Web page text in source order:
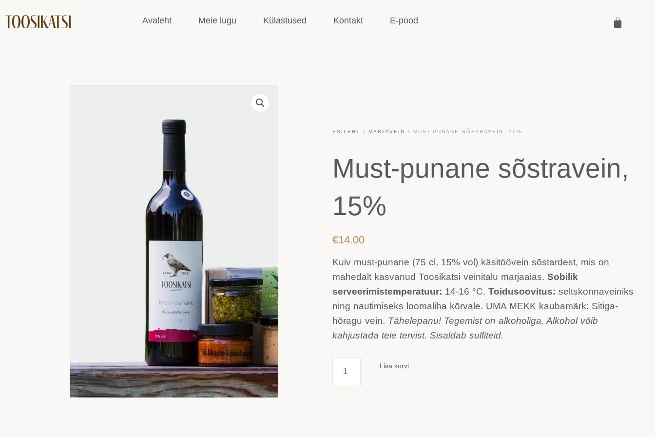
Avaleht Meie lugu Külastused Kontakt E-pood
ESILEHT / MARJAVEIN / MUST-PUNANE SÕSTRAVEIN, 15%
Must-punane sõstravein,
15%
€14.00
Kuiv must-punane (75 cl, 15% vol) käsitöövein sõstardest, mis on
mahedalt kasvanud Toosikatsi veinitalu marjaaias. Sobilik
serveerimistemperatuur: 14-16 °C. Toidusoovitus: seltskonnaveiniks
ning nautimiseks loomaliha kõrvale. UMA MEKK kaubamärk: Sitiga-
hõragu vein. Tähelepanu! Tegemist on alkoholiga. Alkohol võib
kahjustada teie tervist. Sisaldab sulfiteid.
punane
Lisa korvi